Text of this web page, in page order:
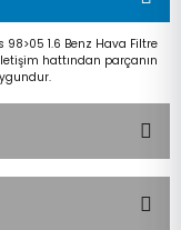
98>05 1.6 Benz Hava Filtre
hattından parçanın